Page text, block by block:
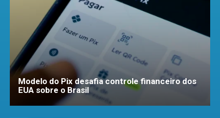
Modelo do Pix desafia controle financeiro dos
EUA sobre o Brasil